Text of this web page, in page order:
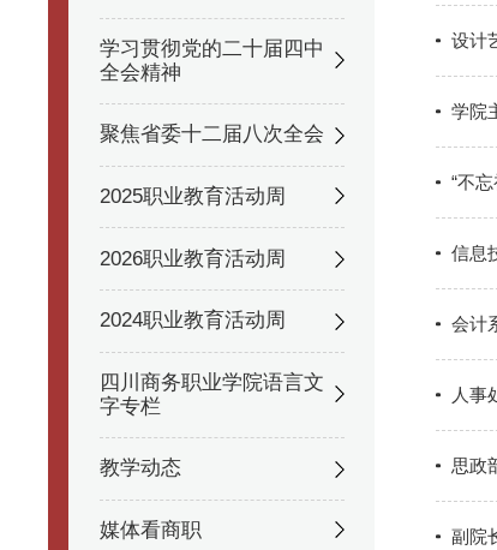
学习贯彻党的二十届四中
全会精神
聚焦省委十二届八次全会
2025职业教育活动周
2026职业教育活动周
2024职业教育活动周
四川商务职业学院语言文
字专栏
教学动态
媒体看商职
设计
学院
“不
信息
会计
人事
思政
副院